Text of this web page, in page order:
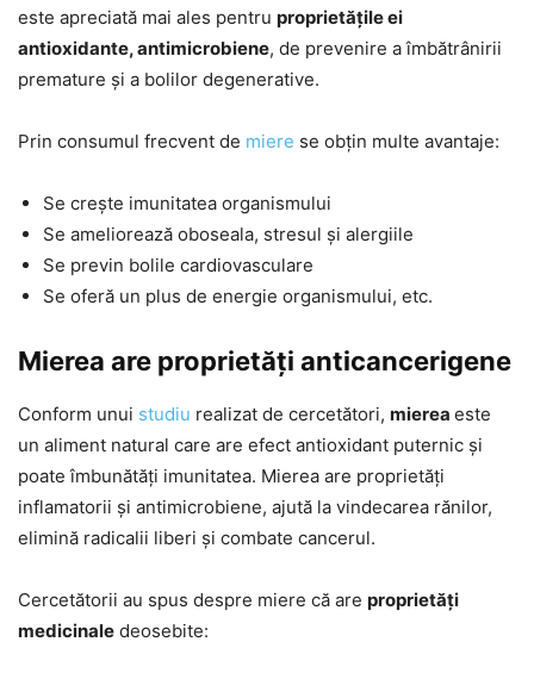
este apreciată mai ales pentru proprietățile ei
antioxidante, antimicrobiene, de prevenire a îmbătrânirii
premature și a bolilor degenerative.
Prin consumul frecvent de miere se obțin multe avantaje:
Se crește imunitatea organismului
Se ameliorează oboseala, stresul și alergiile
Se previn bolile cardiovasculare
Se oferă un plus de energie organismului, etc.
Mierea are proprietăți anticancerigene
Conform unui studiu realizat de cercetători, mierea este
un aliment natural care are efect antioxidant puternic și
poate îmbunătăți imunitatea. Mierea are proprietăți
inflamatorii și antimicrobiene, ajută la vindecarea rănilor,
elimină radicalii liberi și combate cancerul.
Cercetătorii au spus despre miere că are proprietăți
medicinale deosebite: